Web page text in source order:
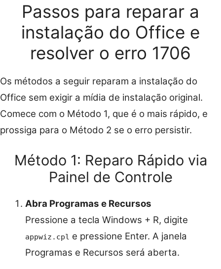
Passos para reparar a
instalação do Office e
resolver o erro 1706
Os métodos a seguir reparam a instalação do
Office sem exigir a mídia de instalação original.
Comece com o Método 1, que é o mais rápido, e
prossiga para o Método 2 se o erro persistir.
Método 1: Reparo Rápido via
Painel de Controle
Abra Programas e Recursos
Pressione a tecla Windows + R, digite
appwiz.cpl e pressione Enter. A janela
Programas e Recursos será aberta.